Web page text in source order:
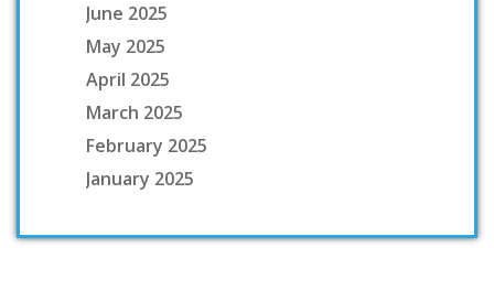
June 2025
May 2025
April 2025
March 2025
February 2025
January 2025